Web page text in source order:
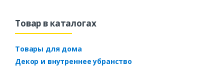
Товар в каталогах
Товары для дома
Декор и внутреннее убранство